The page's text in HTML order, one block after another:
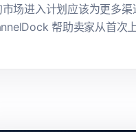
场进入计划应该为更多
帮助卖家从首次